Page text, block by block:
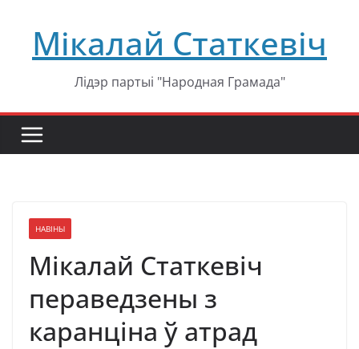
содержимому
Мікалай Статкевіч
Лідэр партыі "Народная Грамада"
НАВІНЫ
Мікалай Статкевіч
пераведзены з
каранціна ў атрад